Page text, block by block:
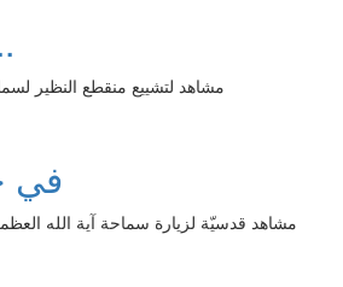
مشاهد لتشييع منقطع النظير
في
مشاهد قدسيّة لزيارة سماحة آية الله